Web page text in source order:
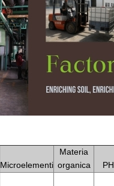
Microelementi
Materia
organica
PH